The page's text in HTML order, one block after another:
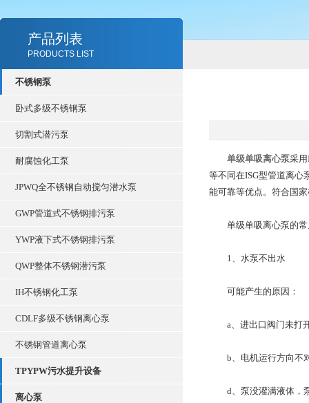
产品列表
PRODUCTS LIST
不锈钢泵
卧式多级不锈钢泵
切割式潜污泵
耐腐蚀化工泵
JPWQ全不锈钢自动搅匀潜水泵
GWP管道式不锈钢排污泵
YWP液下式不锈钢排污泵
QWP整体不锈钢潜污泵
IH不锈钢化工泵
CDLF多级不锈钢离心泵
不锈钢管道离心泵
TPYPW污水提升设备
离心泵
单级单吸离心泵采
等不同在ISG型管道离心
能可靠等优点。符合国
单级单吸离心泵的常
1、水泵不出水
可能产生的原因：
a、进出口阀门未打开
b、电机运行方向不
d、泵没灌满液体，